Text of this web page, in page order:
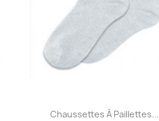
Quick view
Chaussettes À Paillettes...